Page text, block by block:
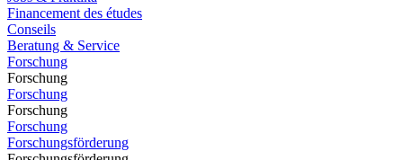
Financement des études
Conseils
Beratung & Service
Forschung
Forschung
Forschung
Forschung
Forschung
Forschungsförderung